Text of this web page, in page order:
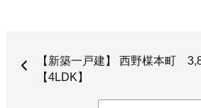
【新築一戸建】 西野楳本町
【4LDK】